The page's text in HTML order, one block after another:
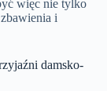
więc nie tylko
i
damsko-